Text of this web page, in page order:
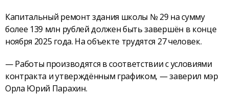
Капитальный ремонт здания школы № 29 на сумму
более 139 млн рублей должен быть завершён в конце
ноября 2025 года. На объекте трудятся 27 человек.
— Работы производятся в соответствии с условиями
контракта и утверждённым графиком, — заверил мэр
Орла Юрий Парахин.